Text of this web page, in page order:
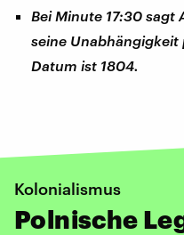
Bei Minute 17:30 sagt
seine
Datum ist 1804.
Kolonialismus
Polnische